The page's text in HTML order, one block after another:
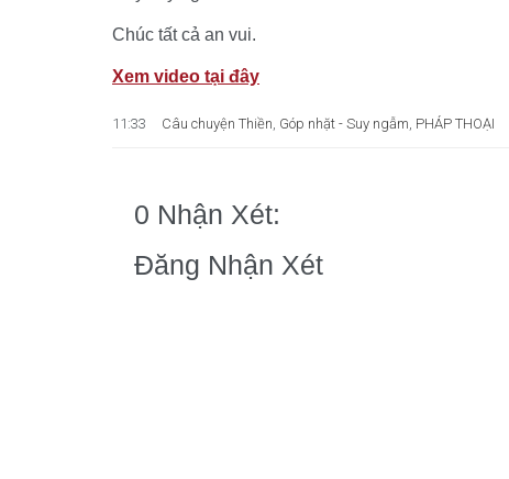
Chúc tất cả an vui.
Xem video tại đây
11:33 Câu chuyện Thiền, Góp nhặt - Suy ngẫm, PHÁP THOẠI
0 Nhận Xét:
Đăng Nhận Xét